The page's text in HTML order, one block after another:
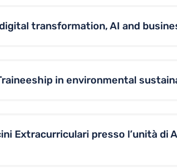
transformation, AI and
in environmental
Extracurriculari presso l’unità di